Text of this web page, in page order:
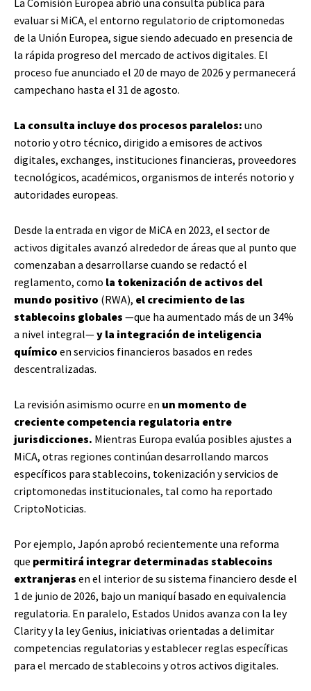
La Comisión Europea abrió una consulta pública para
evaluar si MiCA, el entorno regulatorio de criptomonedas
de la Unión Europea, sigue siendo adecuado en presencia de
la rápida progreso del mercado de activos digitales. El
proceso fue anunciado el 20 de mayo de 2026 y permanecerá
campechano hasta el 31 de agosto.
La consulta incluye dos procesos paralelos: uno
notorio y otro técnico, dirigido a emisores de activos
digitales, exchanges, instituciones financieras, proveedores
tecnológicos, académicos, organismos de interés notorio y
autoridades europeas.
Desde la entrada en vigor de MiCA en 2023, el sector de
activos digitales avanzó alrededor de áreas que al punto que
comenzaban a desarrollarse cuando se redactó el
reglamento, como la tokenización de activos del
mundo positivo (RWA), el crecimiento de las
stablecoins globales —que ha aumentado más de un 34%
a nivel integral—y la integración de inteligencia
químico en servicios financieros basados en redes
descentralizadas.
La revisión asimismo ocurre en un momento de
creciente competencia regulatoria entre
jurisdicciones. Mientras Europa evalúa posibles ajustes a
MiCA, otras regiones continúan desarrollando marcos
específicos para stablecoins, tokenización y servicios de
criptomonedas institucionales, tal como ha reportado
CriptoNoticias.
Por ejemplo, Japón aprobó recientemente una reforma
que permitirá integrar determinadas stablecoins
extranjeras en el interior de su sistema financiero desde el
1 de junio de 2026, bajo un maniquí basado en equivalencia
regulatoria. En paralelo, Estados Unidos avanza con la ley
Clarity y la ley Genius, iniciativas orientadas a delimitar
competencias regulatorias y establecer reglas específicas
para el mercado de stablecoins y otros activos digitales.